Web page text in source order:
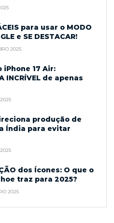
para usar o MODO
e SE DESTACAR!
2025
iPhone 17 Air:
INCRÍVEL de apenas
produção de
Índia para evitar
dos Ícones: O que o
traz para 2025?
2025